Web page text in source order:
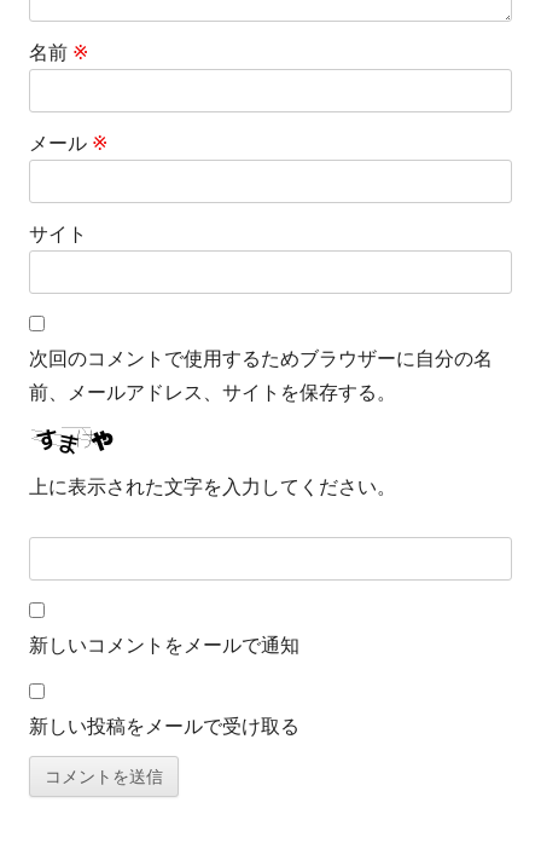
名前 ※
メール ※
サイト
次回のコメントで使用するためブラウザーに自分の名
前、メールアドレス、サイトを保存する。
上に表示された文字を入力してください。
新しいコメントをメールで通知
新しい投稿をメールで受け取る